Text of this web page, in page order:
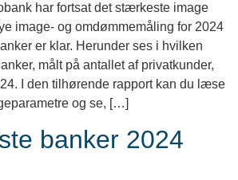
har fortsat det stærkeste image
image- og omdømmemåling for 2024
er klar. Herunder ses i hvilken
målt på antallet af privatkunder,
I den tilhørende rapport kan du læse
og se, […]
banker 2024